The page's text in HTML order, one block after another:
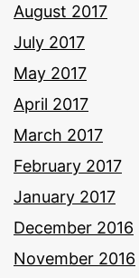
August 2017
July 2017
May 2017
April 2017
March 2017
February 2017
January 2017
December 2016
November 2016